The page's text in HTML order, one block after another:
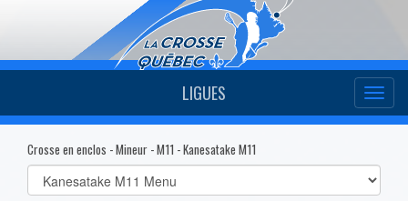
LIGUES
Crosse en enclos - Mineur - M11 - Kanesatake M11
Select
list(select